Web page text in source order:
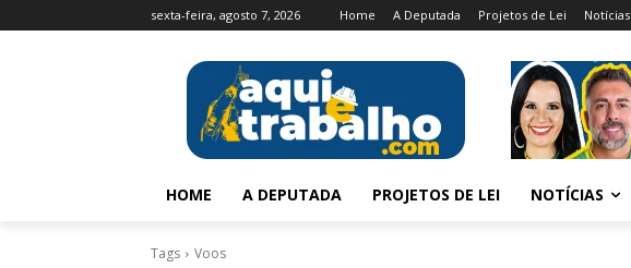
sexta-feira, agosto 7, 2026 Home A Deputada Projetos de Lei Notícias
HOME A DEPUTADA PROJETOS DE LEI NOTÍCIAS
Tags Voos